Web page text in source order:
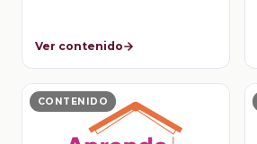
Ver contenido
CONTENIDO